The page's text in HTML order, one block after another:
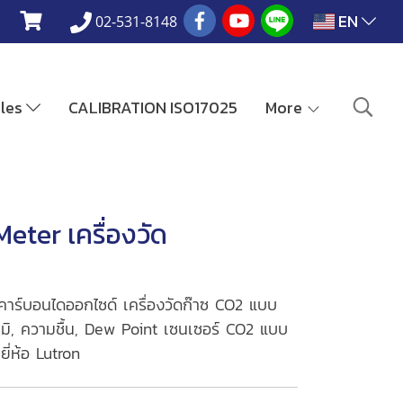
02-531-8148 EN
CALIBRATION ISO17025 More
เครื่องวัด
ร์บอนไดออกไซด์ เครื่องวัดก๊าซ CO2 แบบ
วามชื้น, Dew Point เซนเซอร์ CO2 แบบ
ห้อ Lutron